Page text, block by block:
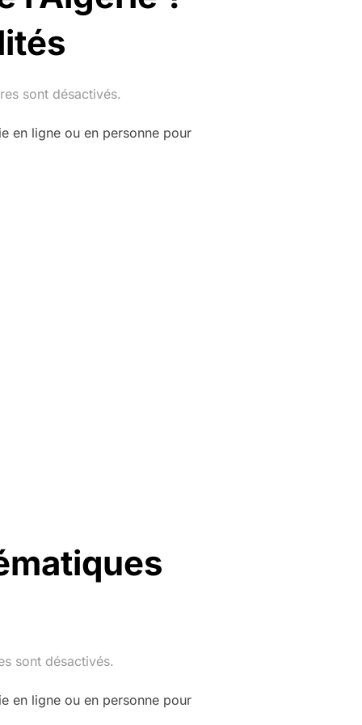
sont désactivés.
en ligne ou en personne pour
sont désactivés.
en ligne ou en personne pour